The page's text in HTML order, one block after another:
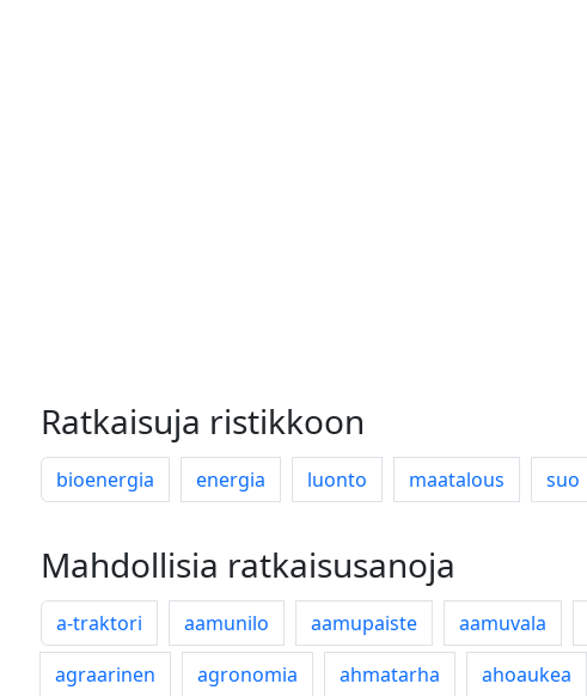
Ratkaisuja ristikkoon
bioenergia energia luonto maatalous suo
Mahdollisia ratkaisusanoja
a-traktori aamunilo aamupaiste aamuvala
agraarinen
agronomia ahmatarha ahoaukea